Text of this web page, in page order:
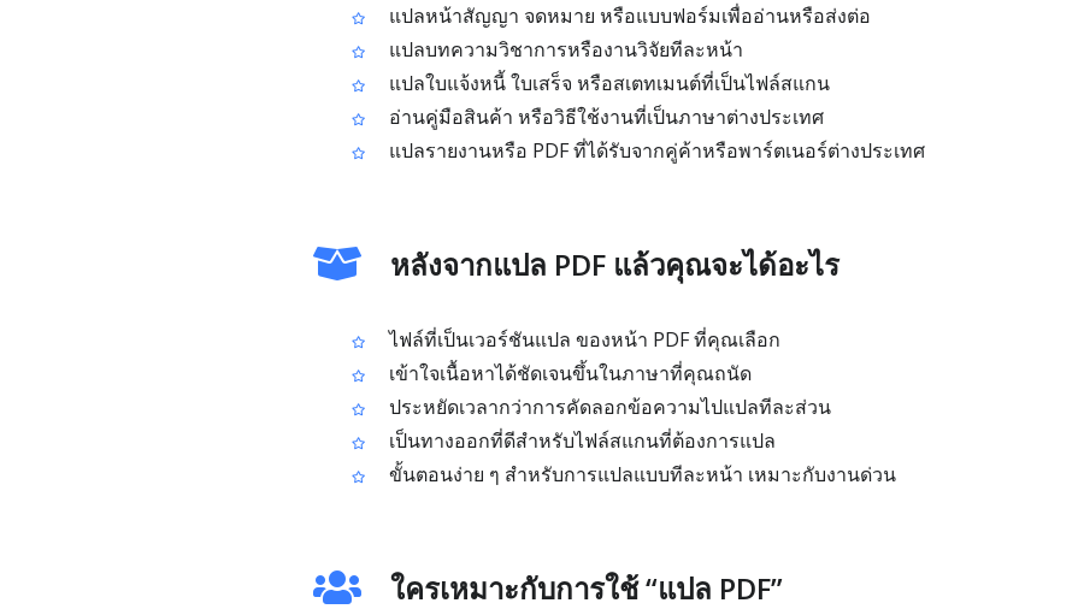
แปลหน้าสัญญา จดหมาย หรือแบบฟอร์มเพื่ออ่านหรือส่งต่อ
แปลบทความวิชาการหรืองานวิจัยทีละหน้า
แปลใบแจ้งหนี้ ใบเสร็จ หรือสเตทเมนต์ที่เป็นไฟล์สแกน
อ่านคู่มือสินค้า หรือวิธีใช้งานที่เป็นภาษาต่างประเทศ
แปลรายงานหรือ PDF ที่ได้รับจากคู่ค้าหรือพาร์ตเนอร์ต่างประเทศ
หลังจากแปล PDF แล้วคุณจะได้อะไร
ไฟล์ที่เป็นเวอร์ชันแปล ของหน้า PDF ที่คุณเลือก
เข้าใจเนื้อหาได้ชัดเจนขึ้นในภาษาที่คุณถนัด
ประหยัดเวลากว่าการคัดลอกข้อความไปแปลทีละส่วน
เป็นทางออกที่ดีสำหรับไฟล์สแกนที่ต้องการแปล
ขั้นตอนง่าย ๆ สำหรับการแปลแบบทีละหน้า เหมาะกับงานด่วน
ใครเหมาะกับการใช้ “แปล PDF”